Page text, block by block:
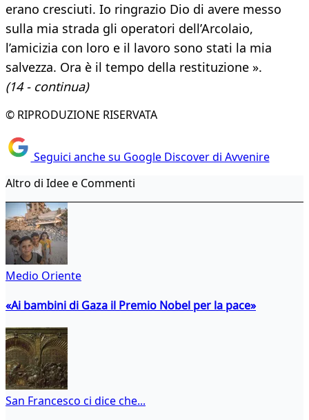
erano cresciuti. Io ringrazio Dio di avere messo
sulla mia strada gli operatori dell’Arcolaio,
l’amicizia con loro e il lavoro sono stati la mia
salvezza. Ora è il tempo della restituzione ».
(14 - continua)
© RIPRODUZIONE RISERVATA
Seguici anche su Google Discover di Avvenire
Altro di Idee e Commenti
Medio Oriente
«Ai bambini di Gaza il Premio Nobel per la pace»
San Francesco ci dice che...